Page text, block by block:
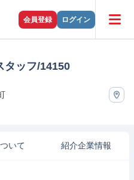
会員登録 ログイン
タッフ/14150
いて 紹介企業情報